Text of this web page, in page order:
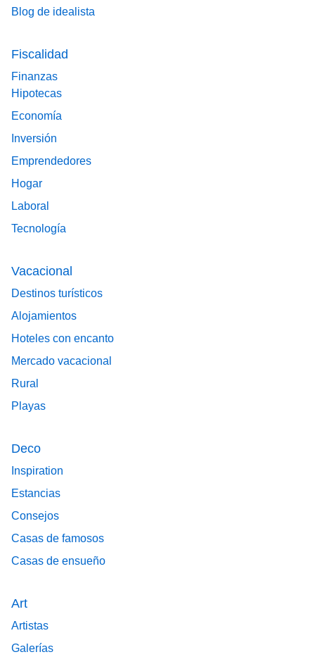
Blog de idealista
Fiscalidad
Finanzas
Hipotecas
Economía
Inversión
Emprendedores
Hogar
Laboral
Tecnología
Vacacional
Destinos turísticos
Alojamientos
Hoteles con encanto
Mercado vacacional
Rural
Playas
Deco
Inspiration
Estancias
Consejos
Casas de famosos
Casas de ensueño
Art
Artistas
Galerías